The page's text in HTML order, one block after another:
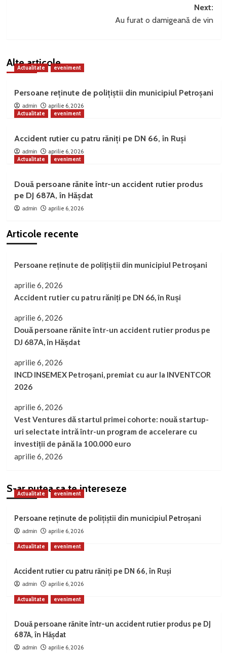
Next:
Au furat o damigeană de vin
Alte articole
Actualitate eveniment
Persoane reținute de polițiștii din municipiul Petroșani
admin
aprilie 6, 2026
Actualitate
eveniment
Accident rutier cu patru răniți pe DN 66, în Ruși
admin
aprilie 6, 2026
Actualitate
eveniment
Două persoane rănite într-un accident rutier produs
pe DJ 687A, în Hășdat
admin aprilie 6, 2026
Articole recente
Persoane reținute de polițiștii din municipiul Petroșani
aprilie 6, 2026
Accident rutier cu patru răniți pe DN 66, în Ruși
aprilie 6, 2026
Două persoane rănite într-un accident rutier produs pe
DJ 687A, în Hășdat
aprilie 6, 2026
INCD INSEMEX Petroșani, premiat cu aur la INVENTCOR
2026
aprilie 6, 2026
Vest Ventures dă startul primei cohorte: nouă startup-
uri selectate intră într-un program de accelerare cu
investiții de până la 100.000 euro
aprilie 6, 2026
S-ar putea sa te intereseze
Actualitate eveniment
Persoane reținute de polițiștii din municipiul Petroșani
admin aprilie 6, 2026
Actualitate eveniment
Accident rutier cu patru răniți pe DN 66, în Ruși
admin aprilie 6, 2026
Actualitate eveniment
Două persoane rănite într-un accident rutier produs pe DJ
687A, în Hășdat
admin aprilie 6, 2026